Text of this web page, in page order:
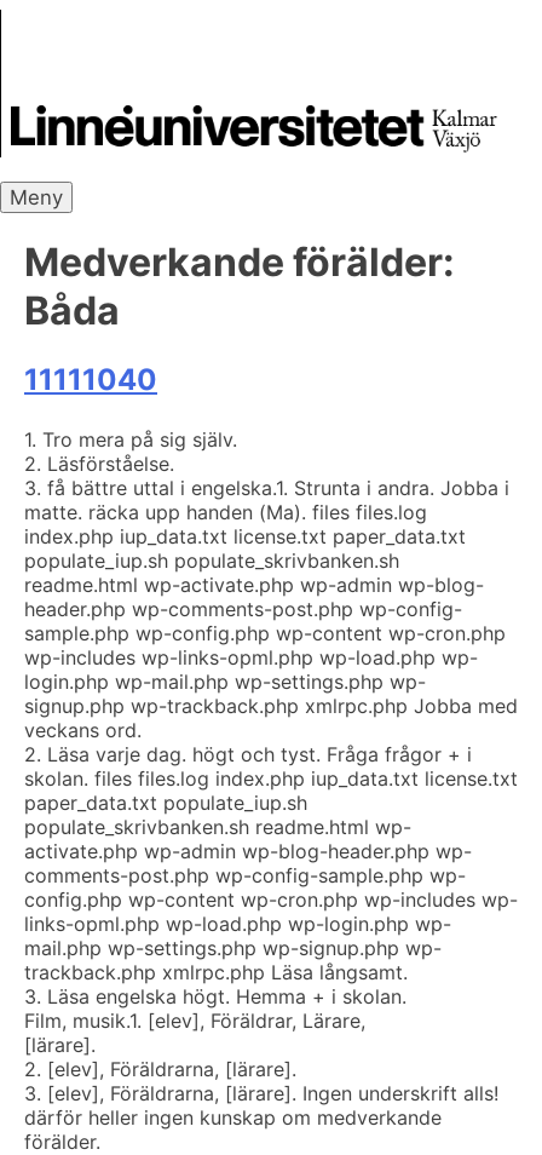
Meny
Medverkande förälder:
Båda
11111040
1. Tro mera på sig själv.
2. Läsförståelse.
3. få bättre uttal i engelska.1. Strunta i andra. Jobba i
matte. räcka upp handen (Ma). files files.log
index.php iup_data.txt license.txt paper_data.txt
populate_iup.sh populate_skrivbanken.sh
readme.html wp-activate.php wp-admin wp-blog-
header.php wp-comments-post.php wp-config-
sample.php wp-config.php wp-content wp-cron.php
wp-includes wp-links-opml.php wp-load.php wp-
login.php wp-mail.php wp-settings.php wp-
signup.php wp-trackback.php xmlrpc.php Jobba med
veckans ord.
2. Läsa varje dag. högt och tyst. Fråga frågor + i
skolan. files files.log index.php iup_data.txt license.txt
paper_data.txt populate_iup.sh
populate_skrivbanken.sh readme.html wp-
activate.php wp-admin wp-blog-header.php wp-
comments-post.php wp-config-sample.php wp-
config.php wp-content wp-cron.php wp-includes wp-
links-opml.php wp-load.php wp-login.php wp-
mail.php wp-settings.php wp-signup.php wp-
trackback.php xmlrpc.php Läsa långsamt.
3. Läsa engelska högt. Hemma + i skolan.
Film, musik.1. [elev], Föräldrar, Lärare,
[lärare].
2. [elev], Föräldrarna, [lärare].
3. [elev], Föräldrarna, [lärare]. Ingen underskrift alls!
därför heller ingen kunskap om medverkande
förälder.